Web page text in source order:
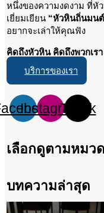
หนึ่งของความงดงาม ที่หั
เยี่ยมเยียน “หัวหินถิ่นมน
อยากจะเล่าให้คุณฟัง
คิดถึงหัวหิน คิดถึงพวกเร
บริการของเรา
InstagramTiktok
เลือกดูตามหมว
บทความล่าสุด